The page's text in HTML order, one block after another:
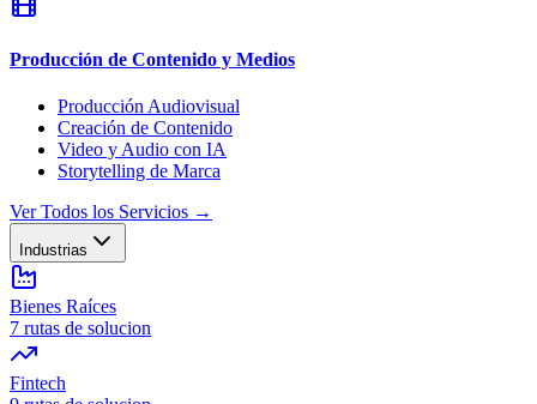
Producción de Contenido y Medios
Producción Audiovisual
Creación de Contenido
Video y Audio con IA
Storytelling de Marca
Ver Todos los Servicios →
Industrias
Bienes Raíces
7 rutas de solucion
Fintech